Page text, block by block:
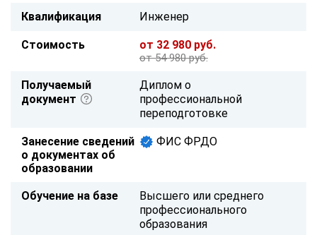
Квалификация Инженер
Стоимость от 32 980 руб.
от 54 980 руб.
Получаемый
документ
Диплом о
профессиональной
переподготовке
Занесение сведений
о документах об
образовании
ФИС ФРДО
Обучение на базе
Высшего или среднего
профессионального
образования